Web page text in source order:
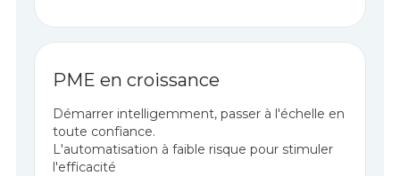
PME en croissance
Démarrer intelligemment, passer à l'échelle en
toute confiance.
L'automatisation à faible risque pour stimuler
l'efficacité